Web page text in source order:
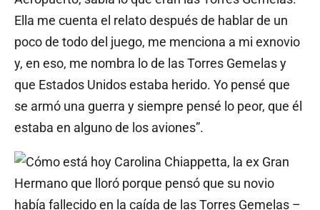
Ella me cuenta el relato después de hablar de un
poco de todo del juego, me menciona a mi exnovio
y, en eso, me nombra lo de las Torres Gemelas y
que Estados Unidos estaba herido. Yo pensé que
se armó una guerra y siempre pensé lo peor, que él
estaba en alguno de los aviones”.